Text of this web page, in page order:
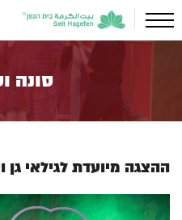
סונה
ההצגה מיועדת לגילאי גן